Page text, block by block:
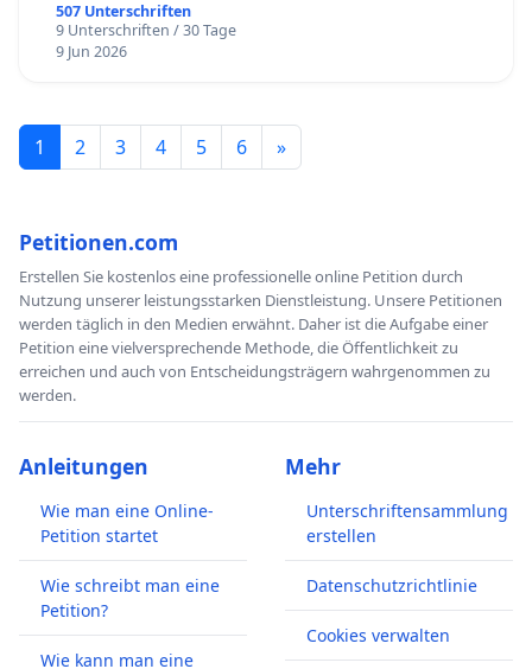
507 Unterschriften
9 Unterschriften / 30 Tage
9 Jun 2026
1 2 3 4 5 6 »
Petitionen.com
Erstellen Sie kostenlos eine professionelle online Petition durch
Nutzung unserer leistungsstarken Dienstleistung. Unsere Petitionen
werden täglich in den Medien erwähnt. Daher ist die Aufgabe einer
Petition eine vielversprechende Methode, die Öffentlichkeit zu
erreichen und auch von Entscheidungsträgern wahrgenommen zu
werden.
Anleitungen
Wie man eine Online-
Petition startet
Wie schreibt man eine
Petition?
Wie kann man eine
Mehr
Unterschriftensammlung
erstellen
Datenschutzrichtlinie
Cookies verwalten